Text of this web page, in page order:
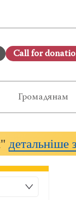
Сall for
Громадянам
детальніше